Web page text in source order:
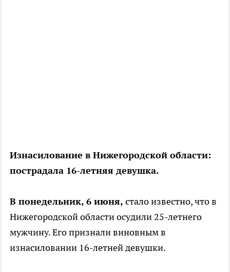
Изнасилование в Нижегородской области:
пострадала 16-летняя девушка.
В понедельник, 6 июня, стало известно, что в
Нижегородской области осудили 25-летнего
мужчину. Его признали виновным в
изнасиловании 16-летней девушки.